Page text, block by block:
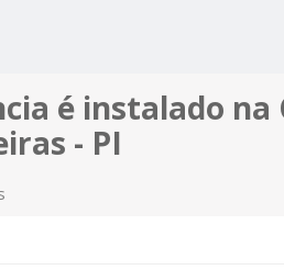
APOIO
é instalado na
- PI